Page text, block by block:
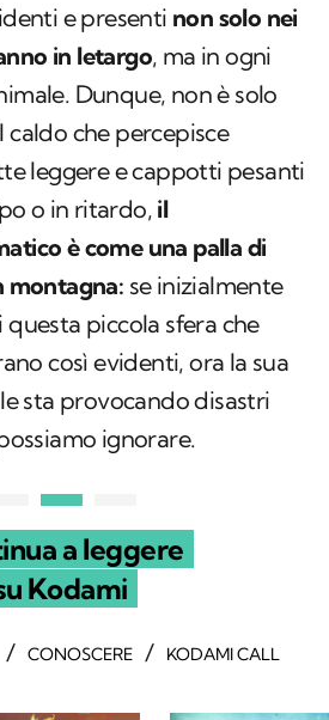
e presenti non solo nei
in letargo, ma in ogni
Dunque, non è solo
che percepisce
leggere e cappotti pesanti
o in ritardo, il
è come una palla di
montagna: se inizialmente
questa piccola sfera che
così evidenti, ora la sua
sta provocando disastri
ignorare.
a leggere
Kodami
/ CONOSCERE / KODAMI CALL